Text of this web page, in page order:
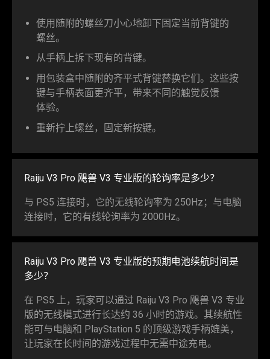
使用随附的螺丝刀小心地卸下固定当前背键的
螺丝。
从手柄上拆下现有的背键。
用包装盒中随附的齐平式背键替换它们。这些按
键与手柄表面更齐平，带来不同的触觉反馈
体验。
重新拧上螺丝，固定新按键。
Raiju V3 Pro 飓兽 V3 专业版的轮询率是多少？
与 PS5 连接时，它的无线轮询率为 250Hz；与电脑
连接时，它的有线轮询率为 2000Hz。
Raiju V3 Pro 飓兽 V3 专业版的预期电池续航时间是
多少？
在 PS5 上，玩家可以通过 Raiju V3 Pro 飓兽 V3 专业
版的无线模式进行长达约 36 小时的游戏。其续航性
能可与电脑和 PlayStation 5 的顶级游戏手柄媲美，
让玩家在长时间的游戏过程中无需中途充电。